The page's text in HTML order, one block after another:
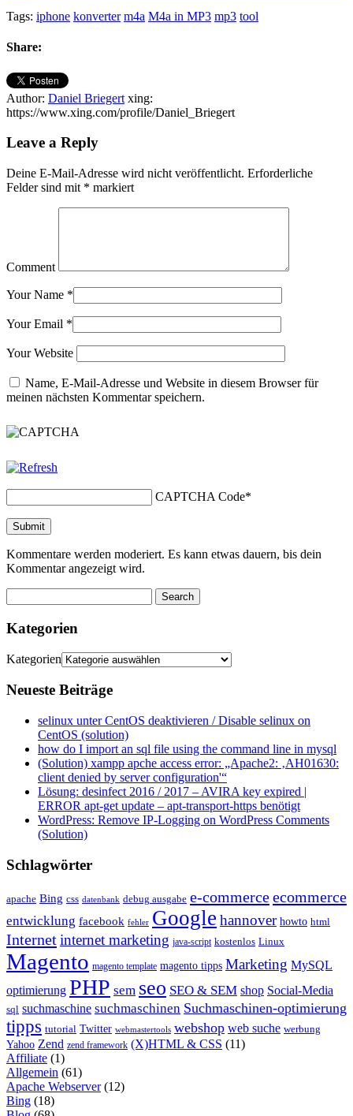
Tags: iphone konverter m4a M4a in MP3 mp3 tool
Share:
Author: Daniel Briegert xing:
https://www.xing.com/profile/Daniel_Briegert
Leave a Reply
Deine E-Mail-Adresse wird nicht veröffentlicht. Erforderliche
Felder sind mit * markiert
Comment
Your Name *
Your Email *
Your Website
Name, E-Mail-Adresse und Website in diesem Browser für
meinen nächsten Kommentar speichern.
CAPTCHA Code*
Kommentare werden moderiert. Es kann etwas dauern, bis dein
Kommentar angezeigt wird.
Kategorien
Kategorien
Neueste Beiträge
selinux unter CentOS deaktivieren / Disable selinux on
CentOS (solution)
how do I import an sql file using the command line in mysql
(Solution) xampp apche access error: „Apache2: ‚AH01630:
client denied by server configuration'“
Lösung: desinfect 2016 / 2017 – AVIRA key expired |
ERROR apt-get update – apt-transport-https benötigt
WordPress: Remove IP-Logging on WordPress Comments
(Solution)
Schlagwörter
apache Bing css datenbank debug ausgabe e-commerceecommerce
entwicklung facebook fehler Google hannover howto html
Internetinternet marketing java-script kostenlos Linux
Magento magento template magento tipps Marketing MySQL
optimierung PHP sem seo SEO & SEM shop Social-Media
sql suchmaschine suchmaschinen Suchmaschinen-optimierung
tipps tutorial Twitter webmastertools webshop web suche werbung
Yahoo Zend zend framework (X)HTML & CSS (11)
Affiliate (1)
Allgemein (61)
Apache Webserver(12)
Bing (18)